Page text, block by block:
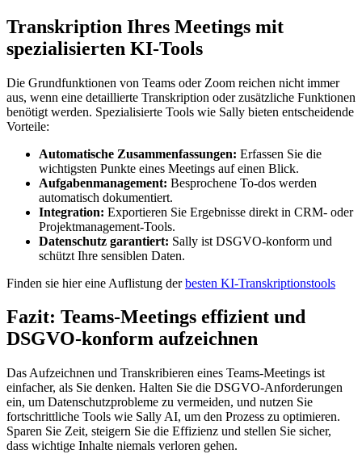
Transkription Ihres Meetings mit
spezialisierten KI-Tools
Die Grundfunktionen von Teams oder Zoom reichen nicht immer
aus, wenn eine detaillierte Transkription oder zusätzliche Funktionen
benötigt werden. Spezialisierte Tools wie Sally bieten entscheidende
Vorteile:
Automatische Zusammenfassungen: Erfassen Sie die
wichtigsten Punkte eines Meetings auf einen Blick.
Aufgabenmanagement: Besprochene To-dos werden
automatisch dokumentiert.
Integration: Exportieren Sie Ergebnisse direkt in CRM- oder
Projektmanagement-Tools.
Datenschutz garantiert: Sally ist DSGVO-konform und
schützt Ihre sensiblen Daten.
Finden sie hier eine Auflistung derbesten KI-Transkriptionstools
Fazit: Teams-Meetings effizient und
DSGVO-konform aufzeichnen
Das Aufzeichnen und Transkribieren eines Teams-Meetings ist
einfacher, als Sie denken. Halten Sie die DSGVO-Anforderungen
ein, um Datenschutzprobleme zu vermeiden, und nutzen Sie
fortschrittliche Tools wie Sally AI, um den Prozess zu optimieren.
Sparen Sie Zeit, steigern Sie die Effizienz und stellen Sie sicher,
dass wichtige Inhalte niemals verloren gehen.